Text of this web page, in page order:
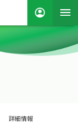
詳細情報